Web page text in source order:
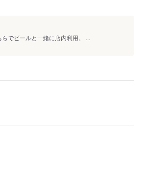
でビールと一緒に店内利用。 ...